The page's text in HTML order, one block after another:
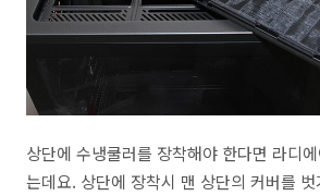
상단에 수냉쿨러를 장착해야 한다면 라디
는데요. 상단에 장착시 맨 상단의 커버를